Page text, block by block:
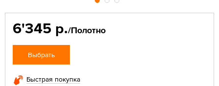
6'345 р./Полотно
Выбрать
Быстрая покупка